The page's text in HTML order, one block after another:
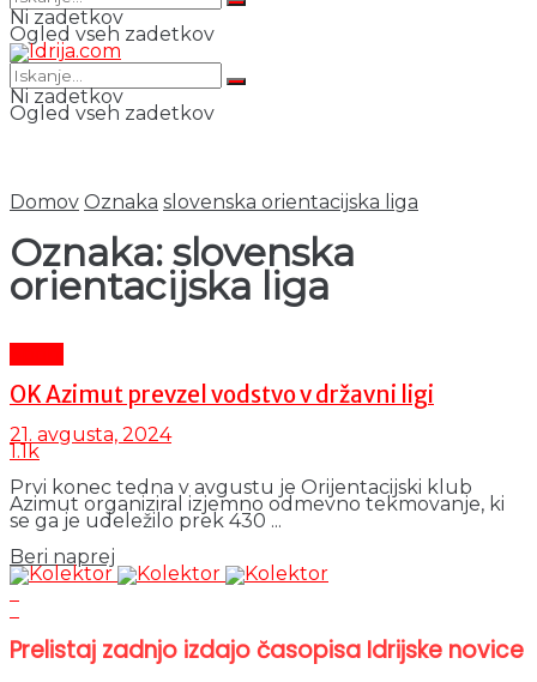
Ni zadetkov
Ogled vseh zadetkov
Ni zadetkov
Ogled vseh zadetkov
Domov Oznaka slovenska orientacijska liga
Oznaka: slovenska
orientacijska liga
OK Azimut prevzel vodstvo v državni ligi
21. avgusta, 2024
1.1k
Prvi konec tedna v avgustu je Orijentacijski klub
Azimut organiziral izjemno odmevno tekmovanje, ki
se ga je udeležilo prek 430 ...
Beri naprej
Prelistaj zadnjo izdajo časopisa Idrijske novice